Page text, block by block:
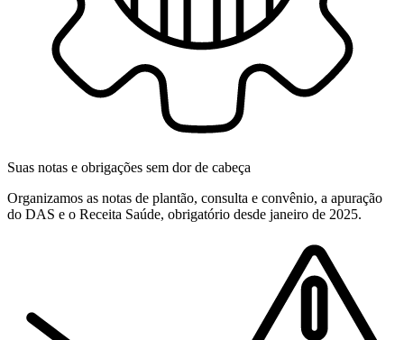
Suas notas e obrigações sem dor de cabeça
Organizamos as notas de plantão, consulta e convênio, a apuração
do DAS e o Receita Saúde, obrigatório desde janeiro de 2025.